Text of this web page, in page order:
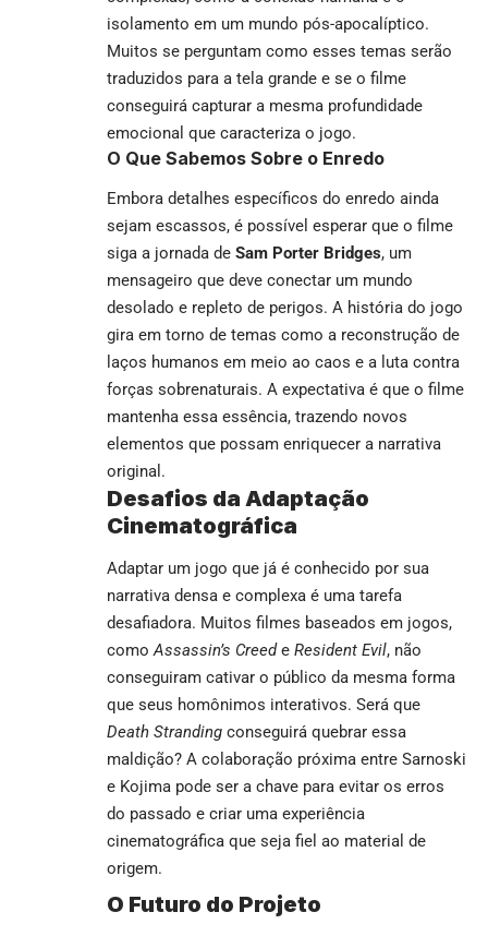
isolamento em um mundo pós-apocalíptico.
Muitos se perguntam como esses temas serão
traduzidos para a tela grande e se o filme
conseguirá capturar a mesma profundidade
emocional que caracteriza o jogo.
O Que Sabemos Sobre o Enredo
Embora detalhes específicos do enredo ainda
sejam escassos, é possível esperar que o filme
siga a jornada de Sam Porter Bridges, um
mensageiro que deve conectar um mundo
desolado e repleto de perigos. A história do jogo
gira em torno de temas como a reconstrução de
laços humanos em meio ao caos e a luta contra
forças sobrenaturais. A expectativa é que o filme
mantenha essa essência, trazendo novos
elementos que possam enriquecer a narrativa
original.
Desafios da Adaptação
Cinematográfica
Adaptar um jogo que já é conhecido por sua
narrativa densa e complexa é uma tarefa
desafiadora. Muitos filmes baseados em jogos,
comoAssassin’s Creede Resident Evil, não
conseguiram cativar o público da mesma forma
que seus homônimos interativos. Será que
Death Stranding conseguirá quebrar essa
maldição? A colaboração próxima entre Sarnoski
e Kojima pode ser a chave para evitar os erros
do passado e criar uma experiência
cinematográfica que seja fiel ao material de
origem.
O Futuro do Projeto